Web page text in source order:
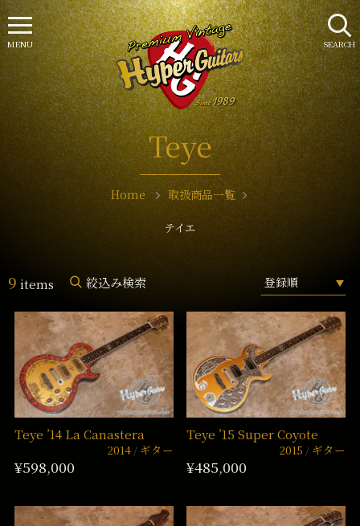
Teye
Home 取扱商品一覧
テイエ
9 items 絞込み検索
Teye ’14 La Canastera
2014 ギター
¥598,000
Teye ’15 Super Coyote
2015 ギター
¥485,000
SEARCH
MENU